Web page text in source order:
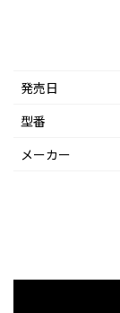
発売日
型番
メーカー